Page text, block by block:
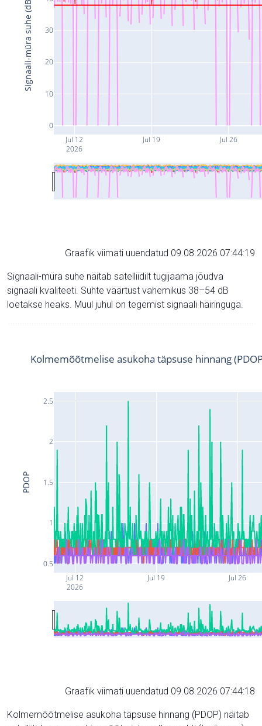
Jul 12
2026
Jul 19 Jul 26
0
10
20
30
Signaali-müra suhe (dB)
Graafik viimati uuendatud 09.08.2026 07:44:19
Signaali-müra suhe näitab satelliidilt tugijaama jõudva
signaali kvaliteeti. Suhte väärtust vahemikus 38–54 dB
loetakse heaks. Muul juhul on tegemist signaali häiringuga.
Jul 12
2026
Jul 19 Jul 26
0.5
1
1.5
2
2.5
Kolmemõõtmelise asukoha täpsuse hinnang
PDOP
Graafik viimati uuendatud 09.08.2026 07:44:18
Kolmemõõtmelise asukoha täpsuse hinnang (PDOP) näitab